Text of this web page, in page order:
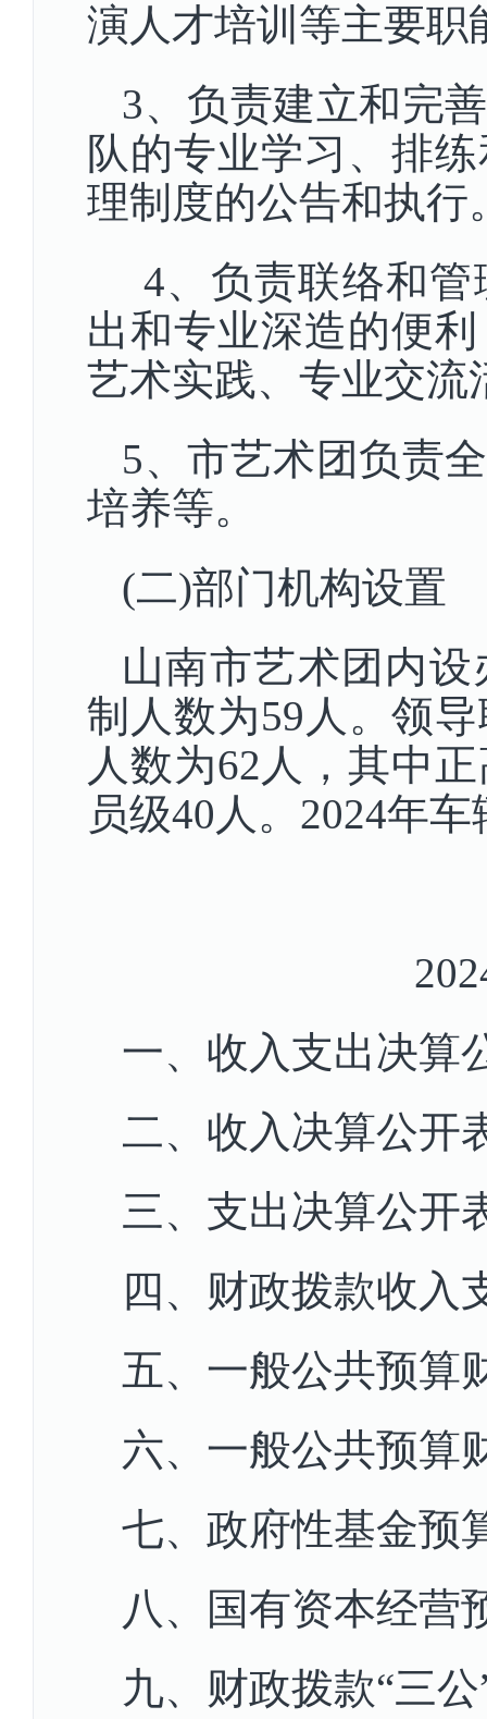
演人才培训等主要
3、负责建立和完
队的专业学习、排
理制度的公告和执行
4、负责联络和
出和专业深造的便
艺术实践、专业交流
5、市艺术团负责
培养等。
(二)部门机构设置
山南市艺术团内
制人数为59人。领
人数为62人，其中
员级40人。2024年
一、收入支出决算
二、收入决算公开
三、支出决算公开
四、财政拨款收入
五、一般公共预算
六、一般公共预算
七、政府性基金预
八、国有资本经营
九、财政拨款“三